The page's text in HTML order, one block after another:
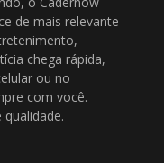
de mais relevante
chega rápida,
ou no
com você.